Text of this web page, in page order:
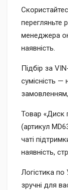
перегляньте
менеджера
наявність.
Підбір за
сумісність
замовленням,
Товар «Диск
(артикул
чаті
наявність,
Логістика по
зручні для